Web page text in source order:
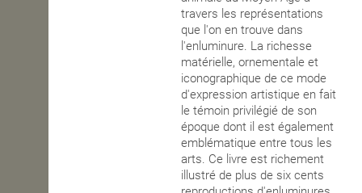
travers les représentations
que l'on en trouve dans
l'enluminure. La richesse
matérielle, ornementale et
iconographique de ce mode
d'expression artistique en fait
le témoin privilégié de son
époque dont il est également
emblématique entre tous les
arts. Ce livre est richement
illustré de plus de six cents